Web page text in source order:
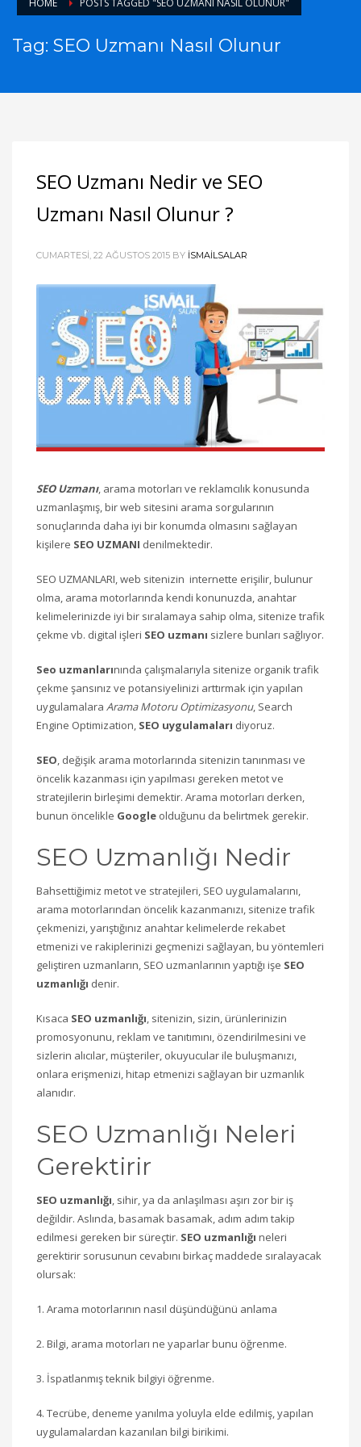
Tag: SEO Uzmanı Nasıl Olunur
SEO Uzmanı Nedir ve SEO
Uzmanı Nasıl Olunur ?
CUMARTESI, 22 AĞUSTOS 2015 BY ISMAILSALAR
SEO Uzmanı, arama motorları ve reklamcılık konusunda
uzmanlaşmış, bir web sitesini arama sorgularının
sonuçlarında daha iyi bir konumda olmasını sağlayan
kişilere SEO UZMANI denilmektedir.
SEO UZMANLARI, web sitenizin internette erişilir, bulunur
olma, arama motorlarında kendi konunuzda, anahtar
kelimelerinizde iyi bir sıralamaya sahip olma, sitenize trafik
çekme vb. digital işleri SEO uzmanı sizlere bunları sağlıyor.
Seo uzmanlarınında çalışmalarıyla sitenize organik trafik
çekme şansınız ve potansiyelinizi arttırmak için yapılan
uygulamalara Arama Motoru Optimizasyonu, Search
Engine Optimization, SEO uygulamaları diyoruz.
SEO, değişik arama motorlarında sitenizin tanınması ve
öncelik kazanması için yapılması gereken metot ve
stratejilerin birleşimi demektir. Arama motorları derken,
bunun öncelikle Google olduğunu da belirtmek gerekir.
SEO Uzmanlığı Nedir
Bahsettiğimiz metot ve stratejileri, SEO uygulamalarını,
arama motorlarından öncelik kazanmanızı, sitenize trafik
çekmenizi, yarıştığınız anahtar kelimelerde rekabet
etmenizi ve rakiplerinizi geçmenizi sağlayan, bu yöntemleri
geliştiren uzmanların, SEO uzmanlarının yaptığı işe SEO
uzmanlığı denir.
Kısaca SEO uzmanlığı, sitenizin, sizin, ürünlerinizin
promosyonunu, reklam ve tanıtımını, özendirilmesini ve
sizlerin alıcılar, müşteriler, okuyucular ile buluşmanızı,
onlara erişmenizi, hitap etmenizi sağlayan bir uzmanlık
alanıdır.
SEO Uzmanlığı Neleri
Gerektirir
SEO uzmanlığı, sihir, ya da anlaşılması aşırı zor bir iş
değildir. Aslında, basamak basamak, adım adım takip
edilmesi gereken bir süreçtir. SEO uzmanlığı neleri
gerektirir sorusunun cevabını birkaç maddede sıralayacak
olursak:
1. Arama motorlarının nasıl düşündüğünü anlama
2. Bilgi, arama motorları ne yaparlar bunu öğrenme.
3. İspatlanmış teknik bilgiyi öğrenme.
4. Tecrübe, deneme yanılma yoluyla elde edilmiş, yapılan
uygulamalardan kazanılan bilgi birikimi.